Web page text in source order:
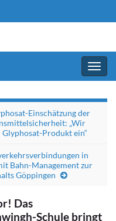
Einschätzung der
„Wir
Produkt ein“
in
Bahn-Management zur
Göppingen
Das
Schule bringt